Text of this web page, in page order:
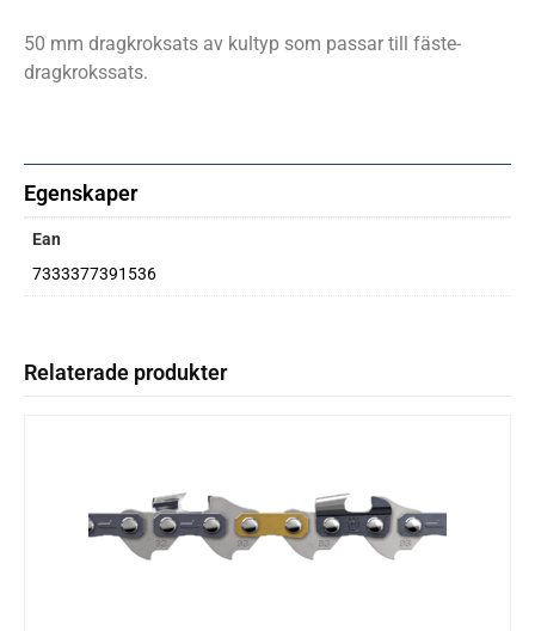
50 mm dragkroksats av kultyp som passar till fäste-
dragkrokssats.
Egenskaper
Ean
7333377391536
Relaterade produkter